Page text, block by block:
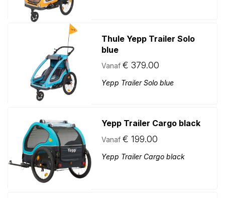
Thule Yepp Trailer Solo
blue
Vanaf € 379.00
Yepp Trailer Solo blue
Yepp Trailer Cargo black
Vanaf € 199.00
Yepp Trailer Cargo black